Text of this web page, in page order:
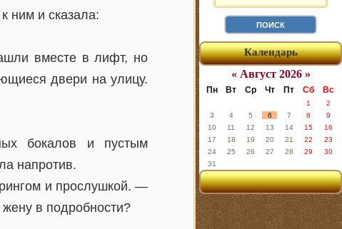
ним и сказала:
вместе в лифт, но
двери на улицу.
бокалов и пустым
напротив.
и прослушкой. —
в подробности?
Календарь
« Август 2026 »
Пн Вт Ср Чт Пт Сб Вс
1
2
3
4 5 6 7 8
9
10
11 12 13 14 15
16
17
18 19 20 21 22
23
24
25 26 27 28 29
30
31